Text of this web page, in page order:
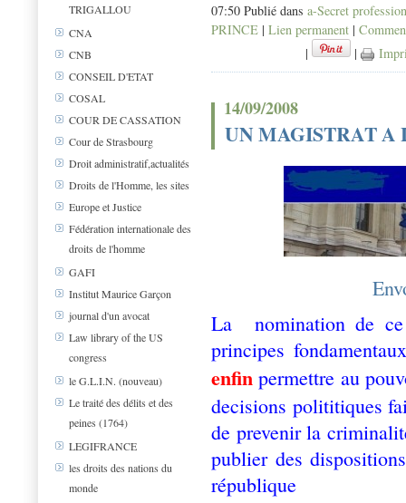
TRIGALLOU
CNA
CNB
CONSEIL D'ETAT
COSAL
COUR DE CASSATION
Cour de Strasbourg
Droit administratif,actualités
Droits de l'Homme, les sites
Europe et Justice
Fédération internationale des
droits de l'homme
GAFI
Institut Maurice Garçon
journal d'un avocat
Law library of the US
congress
le G.L.I.N. (nouveau)
Le traité des délits et des
peines (1764)
LEGIFRANCE
les droits des nations du
monde
07:50 Publié dans a-Secret
PRINCE | Lien permanent |
|
|
14/09/2008
UN MAGISTRAT A
La nomination de
principes
enfin permettre au
decisions polititiques
de prevenir la
publier des
république